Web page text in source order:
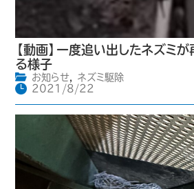
【動画】一度追い出したネズミ
る様子
お知らせ,
ネズミ駆除
2021/8/22